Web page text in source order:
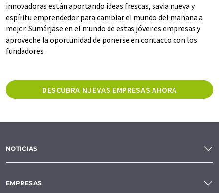
innovadoras están aportando ideas frescas, savia nueva y
espíritu emprendedor para cambiar el mundo del mañana a
mejor. Sumérjase en el mundo de estas jóvenes empresas y
aproveche la oportunidad de ponerse en contacto con los
fundadores.
DESCUBRA NUEVAS EMPRESAS AHORA
NOTICIAS
EMPRESAS